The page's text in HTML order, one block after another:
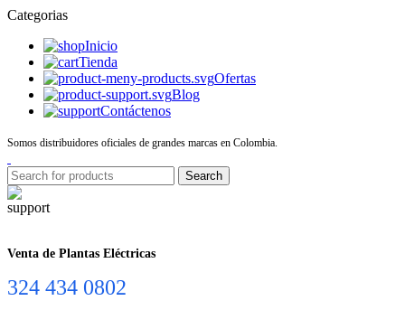
Categorias
Inicio
Tienda
Ofertas
Blog
Contáctenos
Somos distribuidores oficiales de grandes marcas en Colombia.
Search
Venta de Plantas Eléctricas
324 434 0802